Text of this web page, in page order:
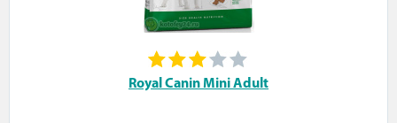
Royal Canin Mini Adult